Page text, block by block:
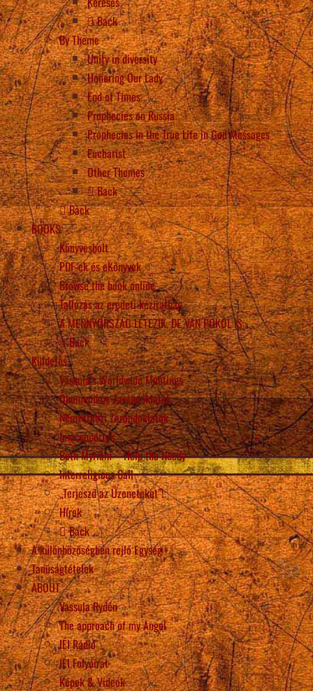
Back
By Theme
Unity in diversity
Honoring Our Lady
End of Times
Prophecies on Russia
Prophecies in the True Life in God Messages
Eucharist
Other Themes
Back
Back
BOOKS
Könyvesbolt
PDF-ek és eKönyvek
Browse the book online
Tallózás az eredeti kéziratban
A MENNYORSZÁG LÉTEZIK, DE VAN POKOL IS
Back
Küldetés
Vassula’s Worldwide Meetings
Ökumenikus Zarándoklatok
Nemzetközi Zarándoklatok
Imacsoportok
Beth Myriam – Help the Needy
Interreligious Call
„Terjeszd az Üzeneteket”!
Hírek
Back
A különbözőségben rejlő Egység
Tanúságtételek
ABOUT
Vassula Rydén
The approach of my Angel
IÉI Rádió
IÉI Folyóirat
Képek & Videók